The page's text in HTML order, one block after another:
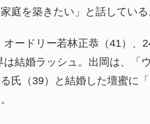
庭を築きたい」と話している
ードリー若林正恭（41）、
結婚ラッシュ。出岡は、「
氏（39）と結婚した壇蜜に